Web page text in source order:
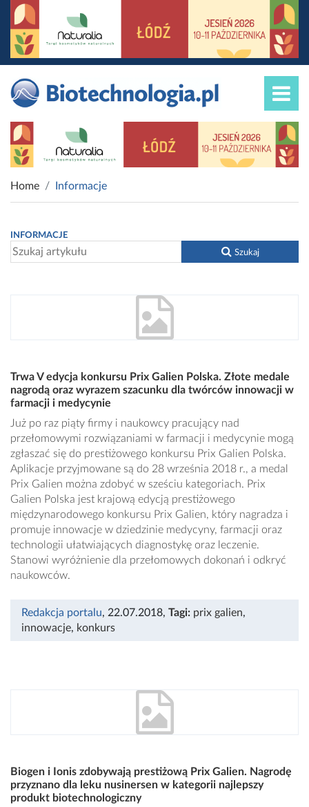
Home Informacje
INFORMACJE
Szukaj
Trwa V edycja konkursu Prix Galien Polska. Złote medale
nagrodą oraz wyrazem szacunku dla twórców innowacji w
farmacji i medycynie
Już po raz piąty firmy i naukowcy pracujący nad
przełomowymi rozwiązaniami w farmacji i medycynie mogą
zgłaszać się do prestiżowego konkursu Prix Galien Polska.
Aplikacje przyjmowane są do 28 września 2018 r., a medal
Prix Galien można zdobyć w sześciu kategoriach. Prix
Galien Polska jest krajową edycją prestiżowego
międzynarodowego konkursu Prix Galien, który nagradza i
promuje innowacje w dziedzinie medycyny, farmacji oraz
technologii ułatwiających diagnostykę oraz leczenie.
Stanowi wyróżnienie dla przełomowych dokonań i odkryć
naukowców.
Redakcja portalu, 22.07.2018, Tagi: prix galien,
innowacje, konkurs
Biogen i Ionis zdobywają prestiżową Prix Galien. Nagrodę
przyznano dla leku nusinersen w kategorii najlepszy
produkt biotechnologiczny